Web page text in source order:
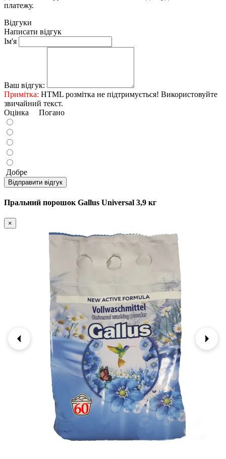
платежу.
Відгуки
Написати відгук
Ім'я
Ваш відгук:
Примітка: HTML розмітка не підтримується! Використовуйте
звичайний текст.
Оцінка Погано
Добре
Відправити відгук
Пральний порошок Gallus Universal 3,9 кг
×